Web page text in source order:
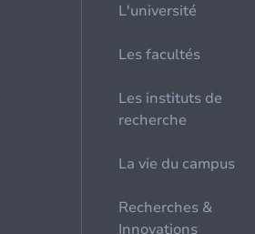
L'université
Les facultés
Les instituts de
recherche
La vie du campus
Recherches &
Innovations